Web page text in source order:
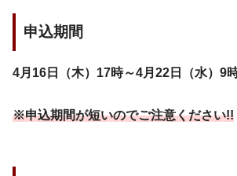
申込期間
4月16日（木）17時～4月22日（水）9
※申込期間が短いのでご注意ください!!